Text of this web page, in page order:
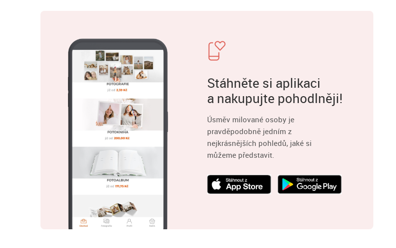
Stáhněte si aplikaci
a nakupujte pohodlněji!
Úsměv milované osoby je
pravděpodobně jedním z
nejkrásnějších pohledů, jaké si
můžeme představit.